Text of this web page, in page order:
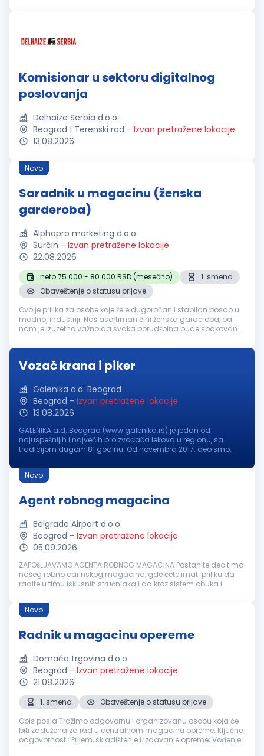
Komisionar u sektoru digitalnog
poslovanja
Delhaize Serbia d.o.o.
Beograd | Terenski rad - Izvan pretražene lokacije
13.08.2026
Novo
Saradnik u magacinu (ženska
garderoba)
Alphapro marketing d.o.o.
Surčin - Izvan pretražene lokacije
22.08.2026
neto 75.000 - 80.000 RSD (mesečno)
1. smena
Obaveštenje o statusu prijave
Ovo je prilika za osobe koje žele dugoročan i stabilan posao u
modnoj industriji. Naš asortiman čini ženska garderoba, pa
nam je izuzetno važno da svaka porudžbina bude spakovana
Operativan r...
Vozač krana i piker
Galenika a.d. Beograd
Beograd - Izvan pretražene lokacije
13.08.2026
GALENIKA a.d. Beograd (www.galenika.rs) je jedan od
najuspešnijih i najvećih proizvođača lekova u regionu, sa
tradicijom dugom 81 godinu. Od novembra 2017. deo smo
najvećih farmaceutskih korporacij...
Novo
Agent robnog magacina
Belgrade Airport d.o.o.
Beograd - Izvan pretražene lokacije
05.09.2026
ZAPOšLJAVAMO AGENTA ROBNOG MAGACINA Postanite deo tima
našeg robno carinskog magacina, gde ćete imati priliku da
radite u timu iskusnih stručnjaka i da kroz sistem obuka i
svih bezbednosnih p...
Novo
Radnik u magacinu opereme
Domaća trgovina d.o.o.
Beograd - Izvan pretražene lokacije
21.08.2026
1. smena
Obaveštenje o statusu prijave
Opis posla Tražimo odgovornu i organizovanu osobu koja će
biti zadužena za rad u centralnom magacinu opreme. Ključne
odgovornosti: Prijem, skladištenje i izdavanje opreme; Vođenje